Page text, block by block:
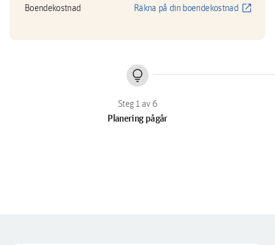
Boendekostnad Räkna på din boendekostnad open_in_new
lightbulb
Planering pågår